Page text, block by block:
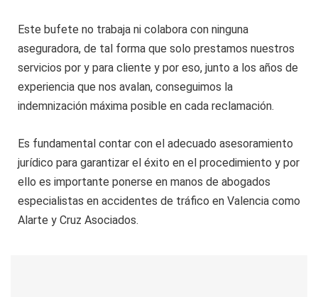
Este bufete no trabaja ni colabora con ninguna
aseguradora, de tal forma que solo prestamos nuestros
servicios por y para cliente y por eso, junto a los años de
experiencia que nos avalan, conseguimos la
indemnización máxima posible en cada reclamación.
Es fundamental contar con el adecuado asesoramiento
jurídico para garantizar el éxito en el procedimiento y por
ello es importante ponerse en manos de abogados
especialistas en accidentes de tráfico en Valencia como
Alarte y Cruz Asociados.